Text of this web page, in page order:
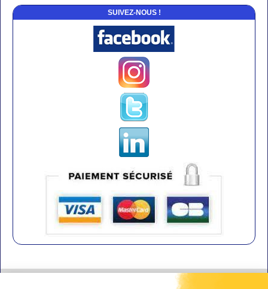
SUIVEZ-NOUS !